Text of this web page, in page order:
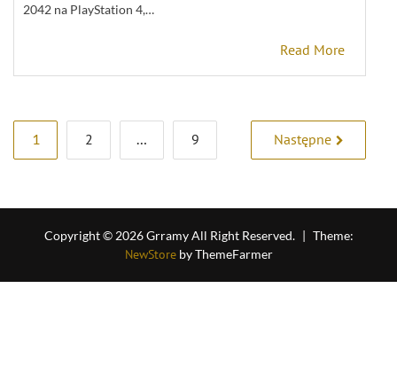
2042 na PlayStation 4,…
Read More
Stronicowanie
wpisów
1 2 … 9 Następne
Copyright © 2026 Grramy All Right Reserved. | Theme:
NewStoreby ThemeFarmer